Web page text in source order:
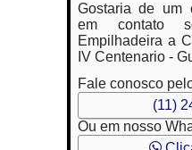
Gostaria de um
em contato
Empilhadeira a
IV Centenario -
Fale conosco
(11)
Ou em nosso